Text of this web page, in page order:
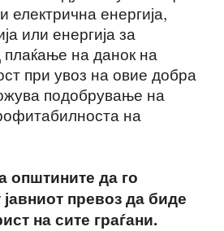
електрична енергија,
или енергија за
на данок на
при увоз на овие добра
подобрување на
на
општините да го
превоз да биде
на сите граѓани.